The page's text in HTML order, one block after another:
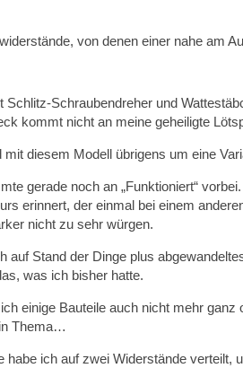
von denen einer nahe am
Schraubendreher und
kommt nicht an meine geheiligte
diesem Modell übrigens um eine
gerade noch an „Funktioniert“
erinnert, der einmal bei einem
nicht zu sehr würgen.
auf Stand der Dinge plus
was ich bisher hatte.
einige Bauteile auch nicht mehr
Thema…
habe ich auf zwei Widerstände